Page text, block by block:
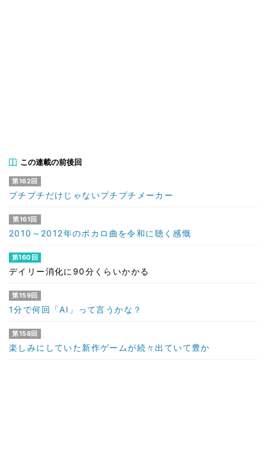
この連載の前後回
第162回
プチプチだけじゃないプチプチメーカー
第161回
2010～2012年のボカロ曲を令和に聴く感慨
第160回
デイリー消化に90分くらいかかる
第159回
1分で何回「AI」って言うかな？
第158回
楽しみにしていた新作ゲームが続々出ていて豊か